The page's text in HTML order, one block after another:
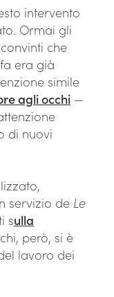
intervento
Ormai gli
che
era già
simile
agli occhi —
di nuovi
servizio de Le
sulla
chi, però, si è
lavoro dei